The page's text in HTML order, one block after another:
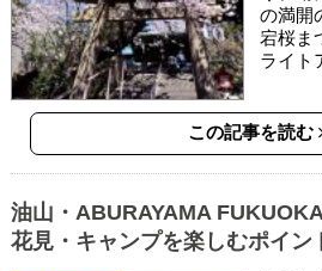
の満開
宕桜ま
ライト
この記事を読む
油山・ABURAYAMA
花見・キャンプを楽しむポイン